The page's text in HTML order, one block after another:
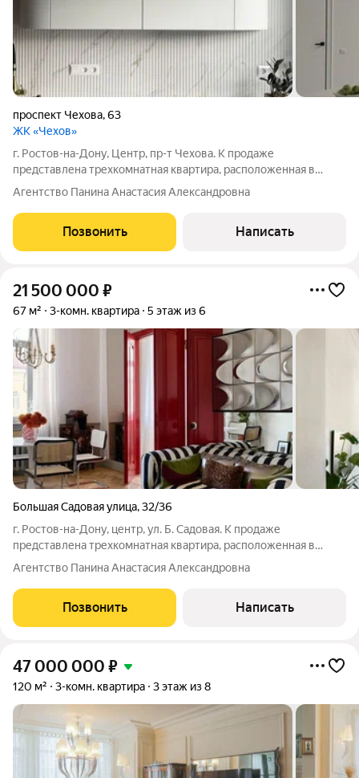
проспект Чехова,63
ЖК «Чехов»
г. Ростов-на-Дону, Центр, пр-т Чехова. К продаже
представлена трехкомнатная квартира, расположенная в
элитном жилом комплексе Чехов». Общая площадь- 71м2.
Планировка: холл, кухня-столовая, мастер-спальня с
гардеробом и санузлом и лоджией, детская,
Агентство Панина Анастасия Александровна
Позвонить Написать
21 500 000 ₽
67 м² 3-комн. квартира 5 этаж из 6
Большая Садовая улица,32/36
г. Ростов-на-Дону, центр, ул. Б. Садовая. К продаже
представлена трехкомнатная квартира, расположенная в
историческом доме. Общая площадь- 67м2. Ремонт завершён
в конце 2025 года по проекту известного дизайнера. При
входе вас встречает большой,
Агентство Панина Анастасия Александровна
Позвонить Написать
47 000 000 ₽
120 м² 3-комн. квартира 3 этаж из 8